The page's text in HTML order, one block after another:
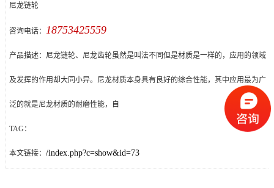
尼龙链轮
咨询电话： 18753425559
产品描述：尼龙链轮、尼龙齿轮虽然是叫法不同但是材质是一样的，应用的领域
及发挥的作用却大同小异。尼龙材质本身具有良好的综合性能，其中应用最为广
泛的就是尼龙材质的耐磨性能，自
TAG：
本文链接： /index.php?c=show&id=73